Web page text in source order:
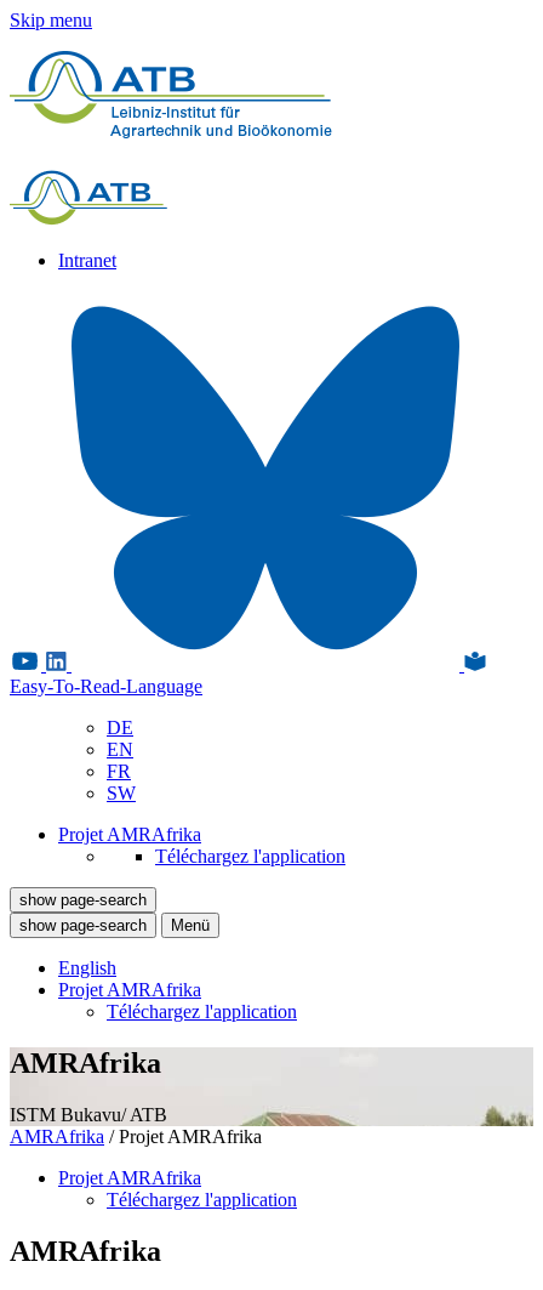
Skip menu
Intranet
Easy-To-Read-Language
DE
EN
FR
SW
Projet AMRAfrika
Téléchargez l'application
show page-search
show page-search
Menü
English
Projet AMRAfrika
Téléchargez l'application
AMRAfrika
ISTM Bukavu/ ATB
AMRAfrika /Projet AMRAfrika
Projet AMRAfrika
Téléchargez l'application
AMRAfrika